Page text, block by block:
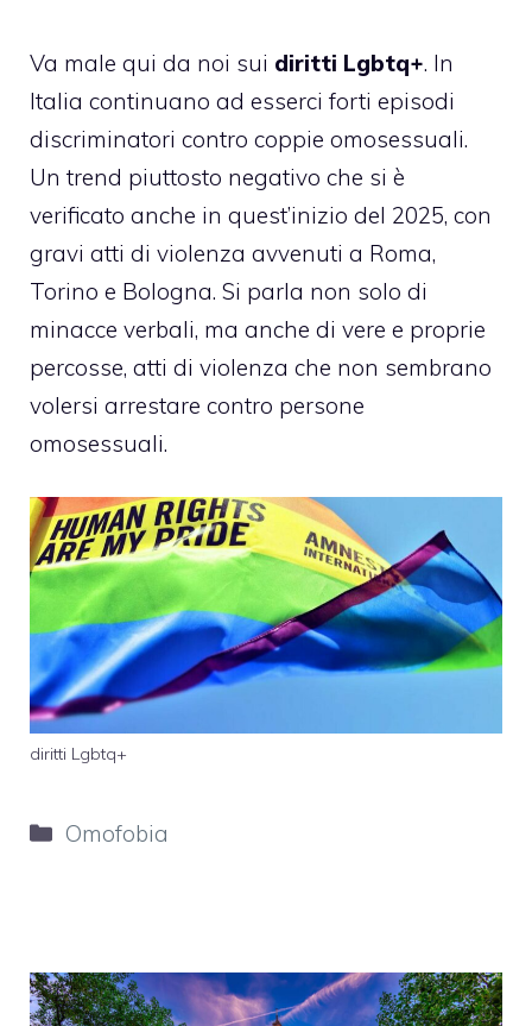
Va male qui da noi sui diritti Lgbtq+. In
Italia continuano ad esserci forti episodi
discriminatori contro coppie omosessuali.
Un trend piuttosto negativo che si è
verificato anche in quest’inizio del 2025, con
gravi atti di violenza avvenuti a Roma,
Torino e Bologna. Si parla non solo di
minacce verbali, ma anche di vere e proprie
percosse, atti di violenza che non sembrano
volersi arrestare contro persone
omosessuali.
diritti Lgbtq+
Categorie
Omofobia